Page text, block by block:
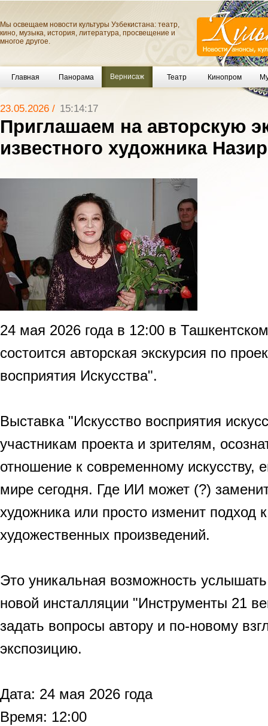
Мы освещаем новости культуры Узбекистана: театр,
кино, музыка, история, литература, просвещение и
многое другое.
Главная Панорама Вернисаж Театр Кинопром
23.05.2026 / 15:14:17
Приглашаем на авторскую
известного художника
24 мая 2026 года в 12:00 в
состоится авторская экскурсия по
восприятия Искусства".
Выставка "Искусство восприятия
участникам проекта и зрителям,
отношение к современному искусству,
мире сегодня. Где ИИ может (?)
художника или просто изменит подход
художественных произведений.
Это уникальная возможность
новой инсталляции "Инструменты 21
задать вопросы автору и по-новому
экспозицию.
Дата: 24 мая 2026 года
Время: 12:00